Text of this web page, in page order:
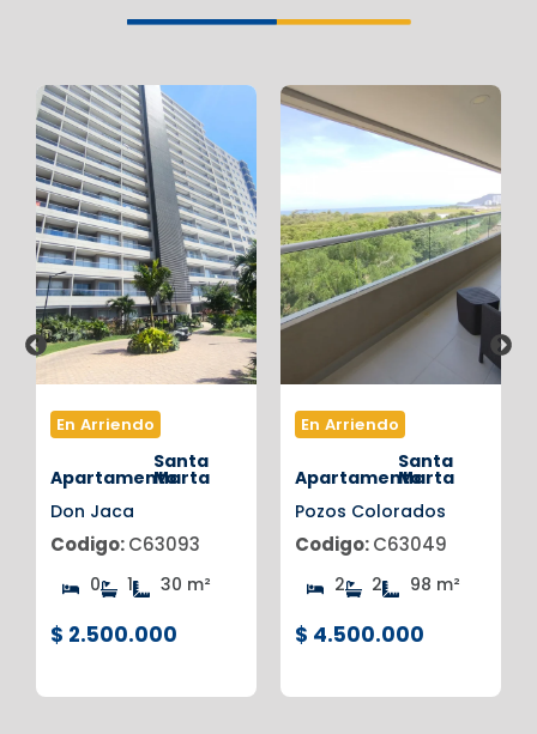
En Arriendo
Apartamento
Santa
Marta
Don Jaca
Codigo:C63093
0 1 30 m²
$ 2.500.000
En Arriendo
Apartamento
Santa
Marta
Pozos Colorados
Codigo:C63049
2 2 98 m²
$ 4.500.000